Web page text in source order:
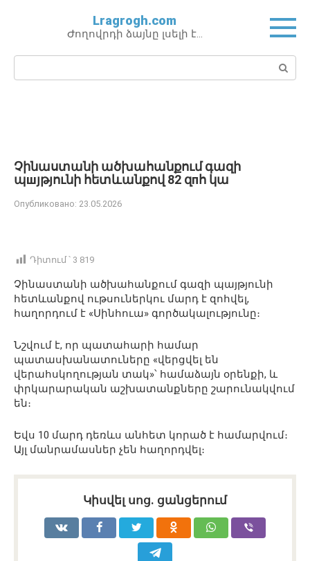
Lragrogh.com
Ժողովրդի ձայնը լսելի է…
Поиск:
Չինաստանի ածխահանքում գազի
պшյթյունի հետևանքով 82 զпհ կա
Опубликовано: 23.05.2026
Դիտում ՝ 3 819
Չինաստանի ածխահանքում գազի պայթյունի
հետևանքով ութսուներկու մարդ է զոհվել,
հաղորդում է «Սինհուա» գործակալությունը։
Նշվում է, որ պատահարի համար
պատասխանատուները «վերցվել են
վերահսկողության տակ»՝ համաձայն օրենքի, և
փրկարարական աշխատանքները շարունակվում
են։
Եվս 10 մարդ դեռևս անհետ կորած է համարվում։
Այլ մանրամասներ չեն հաղորդվել։
Կիսվել սոց․ ցանցերում